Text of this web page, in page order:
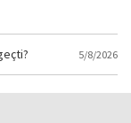
5/8/2026